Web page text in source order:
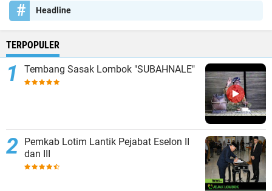
Headline
TERPOPULER
Tembang Sasak Lombok "SUBAHNALE"
Pemkab Lotim Lantik Pejabat Eselon II
dan III